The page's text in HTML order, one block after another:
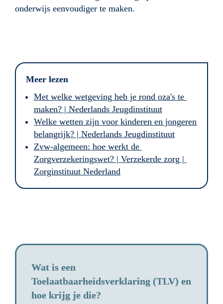
Meer lezen
Met welke wetgeving heb je rond oza's te
maken? | Nederlands Jeugdinstituut
Welke wetten zijn voor kinderen en jongeren
belangrijk? | Nederlands Jeugdinstituut
Zvw-algemeen: hoe werkt de
Zorgverzekeringswet? | Verzekerde zorg |
Zorginstituut Nederland
Wat is een
Toelaatbaarheidsverklaring (TLV) en
hoe krijg je die?